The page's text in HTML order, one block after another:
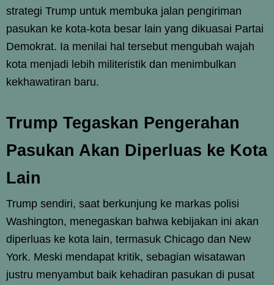
strategi Trump untuk membuka jalan pengiriman
pasukan ke kota-kota besar lain yang dikuasai Partai
Demokrat. Ia menilai hal tersebut mengubah wajah
kota menjadi lebih militeristik dan menimbulkan
kekhawatiran baru.
Trump Tegaskan Pengerahan
Pasukan Akan Diperluas ke Kota
Lain
Trump sendiri, saat berkunjung ke markas polisi
Washington, menegaskan bahwa kebijakan ini akan
diperluas ke kota lain, termasuk Chicago dan New
York. Meski mendapat kritik, sebagian wisatawan
justru menyambut baik kehadiran pasukan di pusat